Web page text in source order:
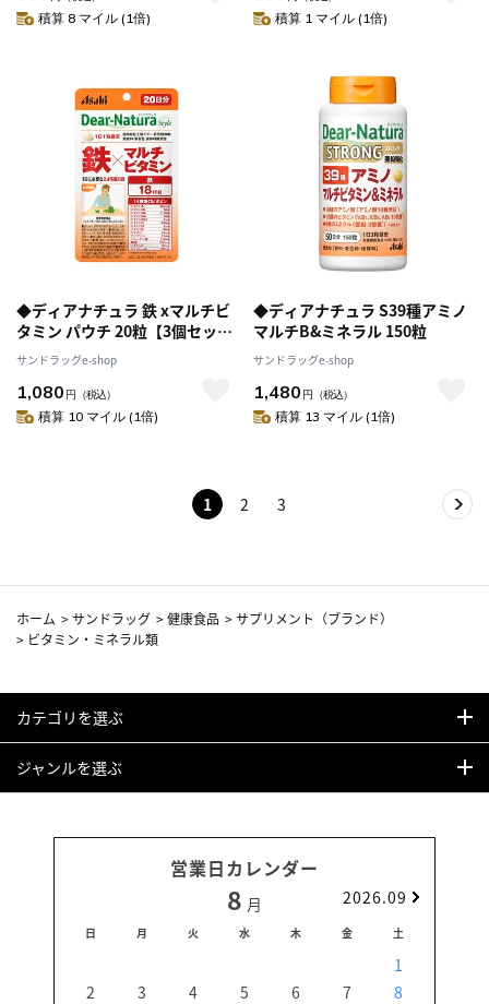
積算 8 マイル (1倍) 積算 1 マイル (1倍)
◆ディアナチュラ 鉄 xマルチビ
タミン パウチ 20粒【3個セッ
ト】
サンドラッグe-shop
1,080 円 （税込）
積算 10 マイル (1倍)
◆ディアナチュラ S39種アミノ
マルチB&ミネラル 150粒
サンドラッグe-shop
1,480 円 （税込）
積算 13 マイル (1倍)
1 2 3
ホーム >サンドラッグ >健康食品 >サプリメント（ブランド）
> ビタミン・ミネラル類
カテゴリを選ぶ
ジャンルを選ぶ
営業日カレンダー
8 月 2026.09
日 月 火 水 木 金 土
1
2
3 4 5 6 7
8